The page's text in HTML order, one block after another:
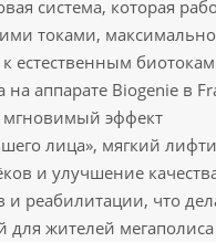
система, которая
токами, максимально
естественным
на аппарате Biogenie в
мгновимый эффект
лица», мягкий
и улучшение
и реабилитации, что
для жителей